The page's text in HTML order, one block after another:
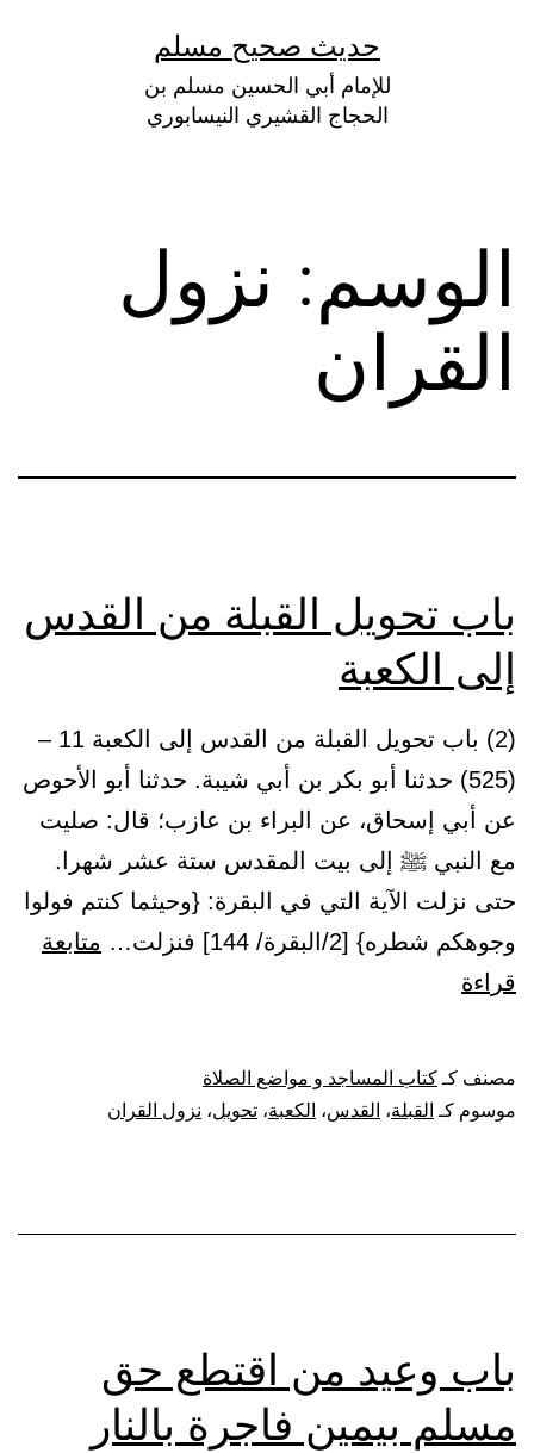
حديث صحيح مسلم
للإمام أبي الحسين مسلم بن
الحجاج القشيري النيسابوري
الوسم: نزول
القران
باب تحويل القبلة من القدس
إلى الكعبة
(2) باب تحويل القبلة من القدس إلى الكعبة 11 –
(525) حدثنا أبو بكر بن أبي شيبة. حدثنا أبو الأحوص
عن أبي إسحاق، عن البراء بن عازب؛ قال: صليت
مع النبي ﷺ إلى بيت المقدس ستة عشر شهرا.
حتى نزلت الآية التي في البقرة: {وحيثما كنتم فولوا
وجوهكم شطره} [2/البقرة/ 144] فنزلت…
متابعة
قراءة
القبلة
من
مصنف كـكتاب المساجد و مواضع الصلاة
موسوم كـ القبلة، القدس، الكعبة، تحويل، نزول القران
باب وعيد من اقتطع حق
مسلم بيمين فاجرة بالنار